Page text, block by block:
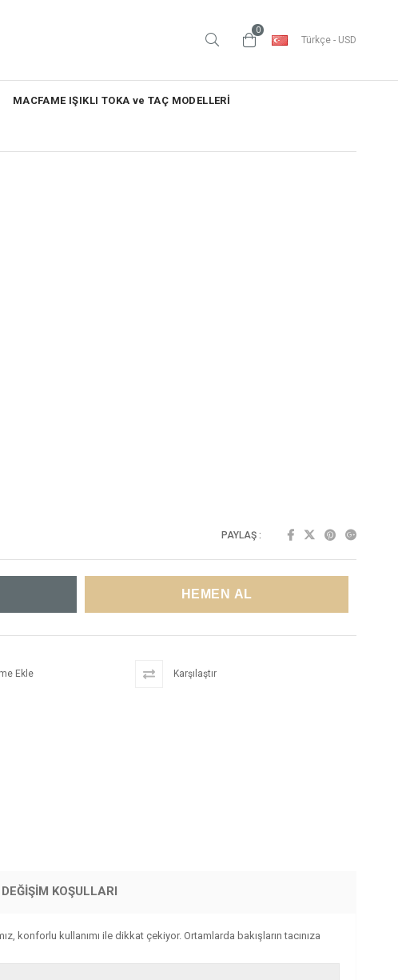
0
Türkçe - USD
MACFAME IŞIKLI TOKA ve TAÇ MODELLERİ
PAYLAŞ :
Ekle Karşılaştır
KOŞULLARI
konforlu kullanımı ile dikkat çekiyor. Ortamlarda bakışların tacınıza